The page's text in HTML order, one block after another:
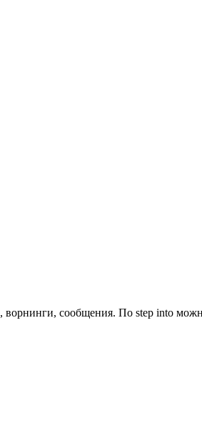
ворнинги, сообщения. По step into